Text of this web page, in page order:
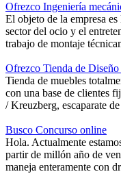
Ofrezco Ingeniería
El objeto de la empresa
sector del ocio y el
trabajo de montaje
Ofrezco Tienda de
Tienda de muebles
con una base de clientes
/ Kreuzberg, escaparate
Busco Concurso online
Hola. Actualmente
partir de millón año de
maneja enteramente con